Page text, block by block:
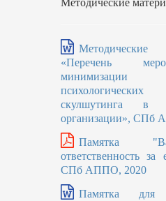
Методические
Методические
«Перечень
скулшутинга в
организации», СПб
Памятка
ответственность за
СПб АППО, 2020
Памятка
для